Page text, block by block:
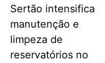
Sertão intensifica
manutenção e
limpeza de
reservatórios no